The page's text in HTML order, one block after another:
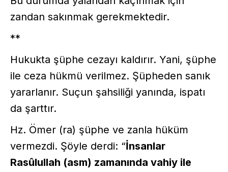
zandan sakınmak gerekmektedir.
**
Hukukta şüphe cezayı kaldırır. Yani, şüphe
ile ceza hükmü verilmez. Şüpheden sanık
yararlanır. Suçun şahsiliği yanında, ispatı
da şarttır.
Hz. Ömer (ra) şüphe ve zanla hüküm
vermezdi. Şöyle derdi: “İnsanlar
Rasûlullah (asm) zamanında vahiy ile